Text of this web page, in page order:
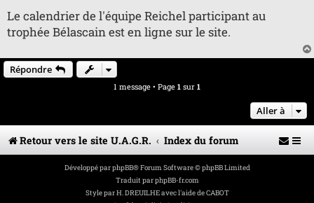
s
s
a
e
n
o
Le calendrier de l'équipe Reichel participant au
trophée Bélascain est en ligne sur le site.
Répondre
1 message • Page 1 sur 1
Aller à
Retour vers le site U.A.G.R. Index du forum
Développé parphpBB® Forum Software © phpBB Limited
Traduit parphpBB-fr.com
Style parH. DREUILHE avec l'aide de CABOT